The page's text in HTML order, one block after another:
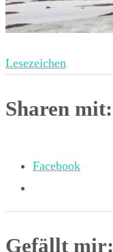
Lesezeichen.
Sharen mit:
Facebook
Gefällt mir: